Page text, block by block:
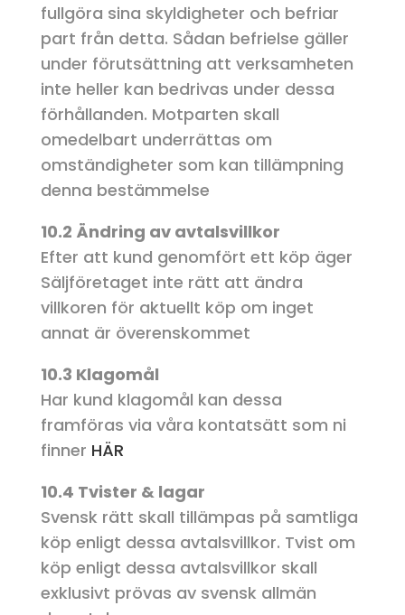
fullgöra sina skyldigheter och befriar
part från detta. Sådan befrielse gäller
under förutsättning att verksamheten
inte heller kan bedrivas under dessa
förhållanden. Motparten skall
omedelbart underrättas om
omständigheter som kan tillämpning
denna bestämmelse
10.2 Ändring av avtalsvillkor
Efter att kund genomfört ett köp äger
Säljföretaget inte rätt att ändra
villkoren för aktuellt köp om inget
annat är överenskommet
10.3 Klagomål
Har kund klagomål kan dessa
framföras via våra kontatsätt som ni
finner HÄR
10.4 Tvister & lagar
Svensk rätt skall tillämpas på samtliga
köp enligt dessa avtalsvillkor. Tvist om
köp enligt dessa avtalsvillkor skall
exklusivt prövas av svensk allmän